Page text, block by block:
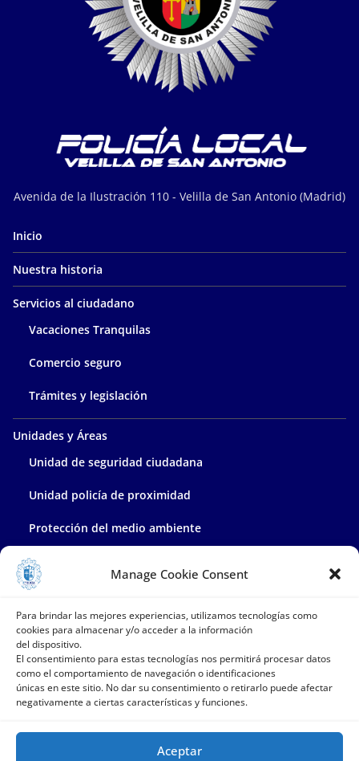
Manage Cookie Consent
Para brindar las mejores experiencias, utilizamos tecnologías como
cookies para almacenar y/o acceder a la información
del dispositivo.
El consentimiento para estas tecnologías nos permitirá procesar datos
como el comportamiento de navegación o identificaciones
únicas en este sitio. No dar su consentimiento o retirarlo puede afectar
negativamente a ciertas características y funciones.
Aceptar
Avenida de la Ilustración 110 - Velilla de San Antonio (Madrid)
Inicio
Nuestra historia
Servicios al ciudadano
Vacaciones Tranquilas
Comercio seguro
Trámites y legislación
Unidades y Áreas
Unidad de seguridad ciudadana
Unidad policía de proximidad
Protección del medio ambiente
Policía administrativa